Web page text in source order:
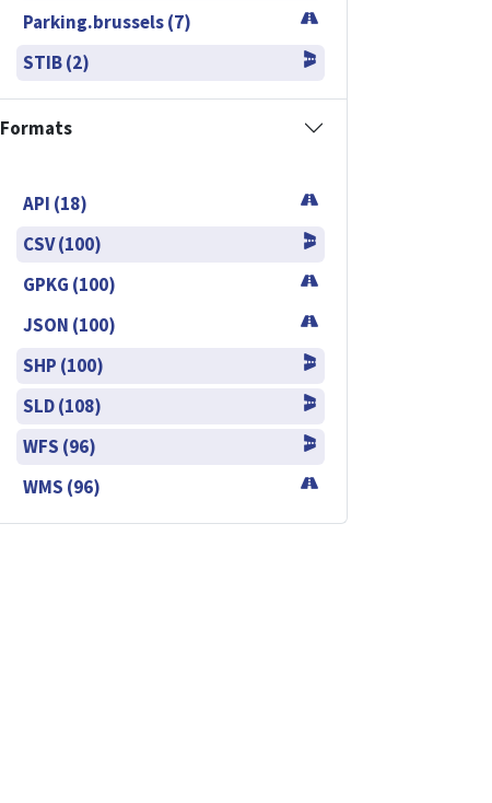
Parking.brussels (7)
STIB (2)
Formats
API (18)
CSV (100)
GPKG (100)
JSON (100)
SHP (100)
SLD (108)
WFS (96)
WMS (96)